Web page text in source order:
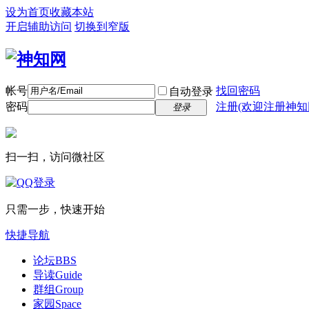
设为首页收藏本站
开启辅助访问 切换到窄版
帐号 自动登录 找回密码
密码
登录 注册(欢迎注册神
扫一扫，访问微社区
只需一步，快速开始
快捷导航
论坛BBS
导读Guide
群组Group
家园 Space